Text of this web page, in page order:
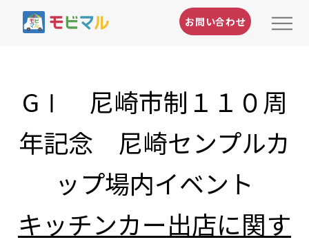
お問い合わせ
GⅠ 尼崎市制１１０周
年記念 尼崎センプルカ
ップ場内イベント
キッチンカー出店に関す